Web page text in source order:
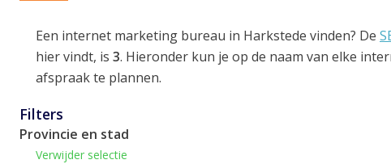
Een internet marketing bureau in Harkstede vinden? De
hier vindt, is 3. Hieronder kun je op de naam van elke
afspraak te plannen.
Filters
Provincie en stad
Verwijder selectie